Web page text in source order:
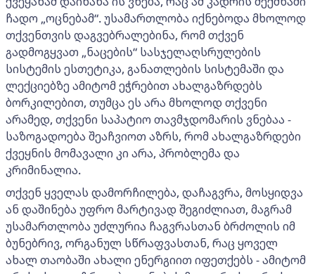
ჩადო „ოცნებამ“. უსამართლობა იქნებოდა მხოლოდ
თქვენთვის დაგვებრალებინა, რომ თქვენ
გადმოგყვათ „ნაცების“ სასჯელაღსრულების
სისტემის ესთეტიკა, განათლების სისტემაში და
ლექციებზე ამიტომ ეჭრებით ახალგაზრდებს
ბორკილებით, თუმცა ეს არა მხოლოდ თქვენი
არამედ, თქვენი საპატიო თავმჯდომარის ვნებაა -
საზოგადოება შეაჩვიოთ აზრს, რომ ახალგაზრდები
ქვეყნის მომავალი კი არა, პრობლემა და
კრიმინალია.
თქვენ ყველას დამორჩილება, დაჩაგვრა, მოსყიდვა
ან დაშინება უფრო მარტივად შეგიძლიათ, მაგრამ
უსამართლობა უძლურია ჩაგვრასთან ბრძოლის იმ
ბუნებრივ, ორგანულ სწრაფვასთან, რაც ყოველ
ახალ თაობაში ახალი ენერგიით იფეთქებს - ამიტომ